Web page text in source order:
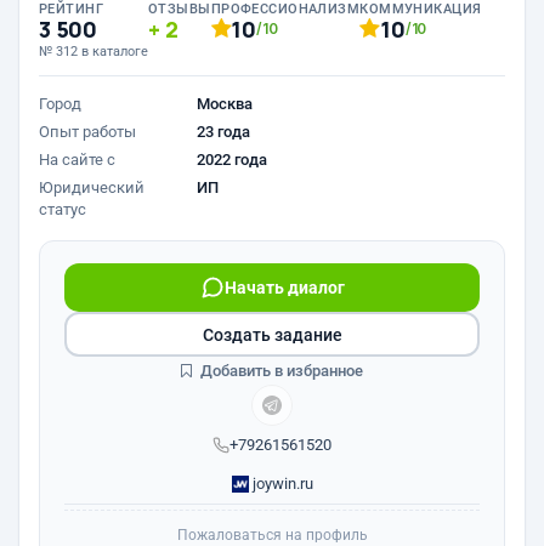
РЕЙТИНГ
3 500
№ 312 в каталоге
ОТЗЫВЫ
2
ПРОФЕССИОНАЛИЗМ
10/10
КОММУНИКАЦИЯ
10/10
Город
Москва
Опыт работы
23 года
На сайте с
2022 года
Юридический
статус
ИП
+79261561520
Начать диалог
joywin.ru
Создать задание
Добавить в избранное
Пожаловаться на профиль